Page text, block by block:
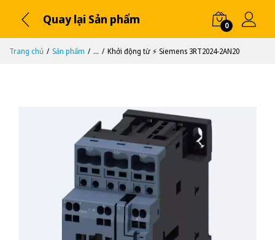
Quay lại Sản phẩm 0
Trang chủ Sản phẩm ... Khởi động từ ⚡️ Siemens 3RT2024-2AN20